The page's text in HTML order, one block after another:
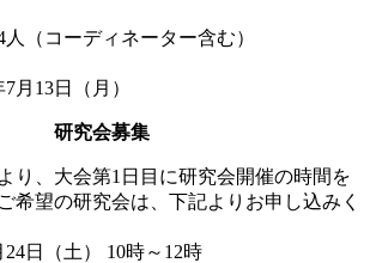
（コーディネーター含む）
月13日（月）
研究会募集
り、大会第1日目に研究会開催の時間を
希望の研究会は、下記よりお申し込みく
24日（土） 10時～12時